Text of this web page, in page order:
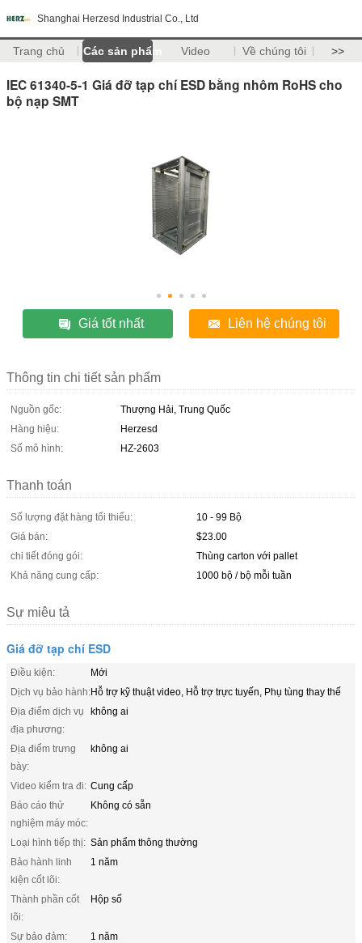
Shanghai Herzesd Industrial Co., Ltd
Trang chủ Các sản phẩm Video Về chúng tôi >>
IEC 61340-5-1 Giá đỡ tạp chí ESD bằng nhôm RoHS cho
bộ nạp SMT
Giá tốt nhất Liên hệ chúng tôi
Thông tin chi tiết sản phẩm
Nguồn gốc:
Thượng Hải, Trung Quốc
Hàng hiệu:
Herzesd
Số mô hình:
HZ-2603
Thanh toán
Số lượng đặt hàng tối thiểu:
10 - 99 Bộ
Giá bán:
$23.00
chi tiết đóng gói:
Thùng carton với pallet
Khả năng cung cấp:
1000 bộ / bộ mỗi tuần
Sự miêu tả
Giá đỡ tạp chí ESD
Điều kiện:
Mới
Dịch vụ bảo hành:Hỗ trợ kỹ thuật video, Hỗ trợ trực tuyến, Phụ tùng thay thế
Địa điểm dịch vụ
địa phương:
không ai
Địa điểm trưng
bày:
không ai
Video kiểm tra đi: Cung cấp
Báo cáo thử
nghiệm máy móc:
Không có sẵn
Loại hình tiếp thị: Sản phẩm thông thường
Bảo hành linh
kiện cốt lõi:
1 năm
Thành phần cốt
lõi:
Hộp số
Sự bảo đảm:
1 năm